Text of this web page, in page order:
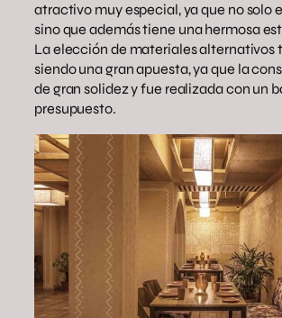
atractivo muy especial, ya que no solo
sino que además tiene una hermosa
La elección de materiales alternativos
siendo una gran apuesta, ya que la
de gran solidez y fue realizada con un
presupuesto.